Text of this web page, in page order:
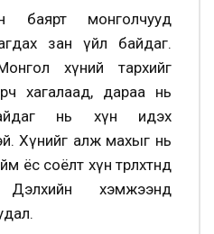
баярт монголчууд
зан үйл байдаг.
хүний тархийг
хагалаад, дараа нь
нь хүн идэх
Хүнийг алж махыг нь
соёлт хүн төрөлхтөнд
хэмжээнд